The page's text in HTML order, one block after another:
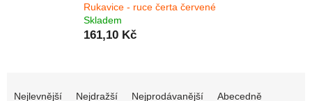
Rukavice - ruce čerta červené
Skladem
161,10 Kč
Nejlevnější Nejdražší Nejprodávanější Abecedně